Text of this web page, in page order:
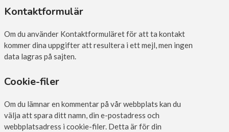
Kontaktformulär
Om du använder Kontaktformuläret för att ta kontakt
kommer dina uppgifter att resultera i ett mejl, men ingen
data lagras på sajten.
Cookie-filer
Om du lämnar en kommentar på vår webbplats kan du
välja att spara ditt namn, din e-postadress och
webbplatsadress i cookie-filer. Detta är för din